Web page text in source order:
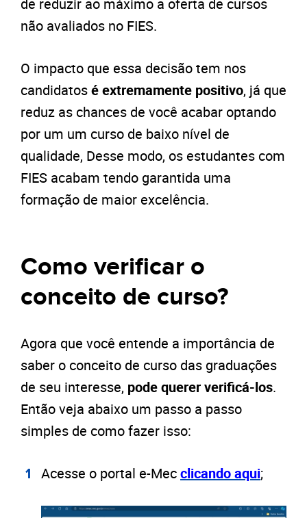
não avaliados no FIES.
O impacto que essa decisão tem nos
candidatosé extremamente positivo, já que
reduz as chances de você acabar optando
por um um curso de baixo nível de
qualidade, Desse modo, os estudantes com
FIES acabam tendo garantida uma
formação de maior excelência.
Como verificar o
conceito de curso?
Agora que você entende a importância de
saber o conceito de curso das graduações
de seu interesse, pode querer verificá-los.
Então veja abaixo um passo a passo
simples de como fazer isso:
Acesse o portal e-Mecclicando aqui;